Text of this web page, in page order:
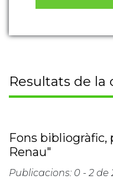
Resultats de la
Fons
Renau"
Publicacions: 0 - 2 de